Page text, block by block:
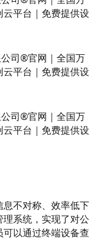
不对称、效率低下
系统，实现了对公
以通过终端设备查